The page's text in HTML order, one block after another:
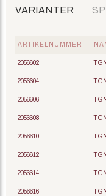
VARIANTER
ARTIKELNUMMER
2056602
2056604
2056606
2056608
2056610
2056612
2056614
2056616